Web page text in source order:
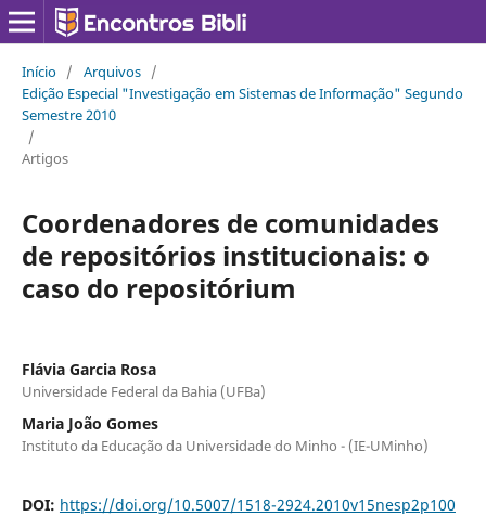
Início / Arquivos /
Edição Especial "Investigação em Sistemas de Informação" Segundo
Semestre 2010
/
Artigos
Coordenadores de comunidades
de repositórios institucionais: o
caso do repositórium
Flávia Garcia Rosa
Universidade Federal da Bahia (UFBa)
Maria João Gomes
Instituto da Educação da Universidade do Minho - (IE-UMinho)
DOI: https://doi.org/10.5007/1518-2924.2010v15nesp2p100